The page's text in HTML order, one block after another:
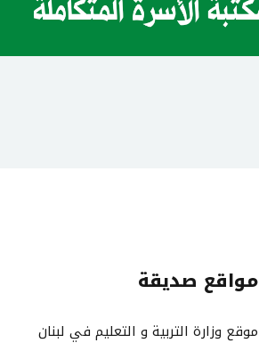
مواقع صديقة
موقع وزارة التربية و التعليم في لبنان